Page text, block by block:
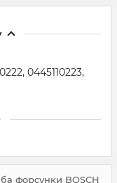
0445110223,
форсунки BOSCH